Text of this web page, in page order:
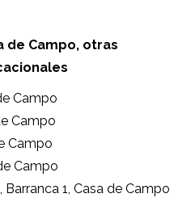
de Campo, otras
Campo
Campo
Campo
Campo
1, Casa de Campo